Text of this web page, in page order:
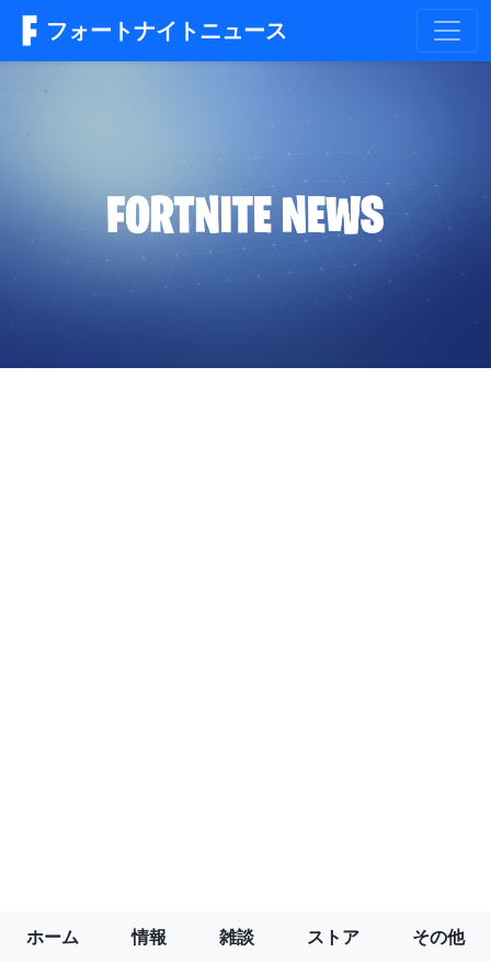
フォートナイトニュース
ホーム 情報 雑談 ストア その他